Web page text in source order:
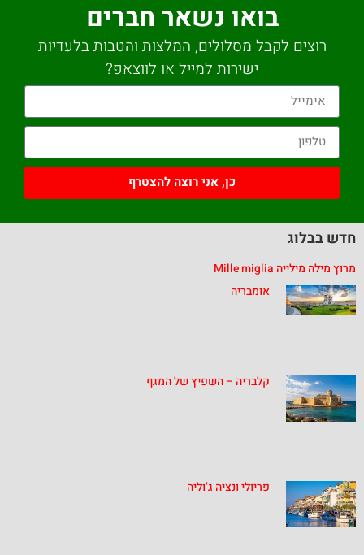
בואו נשאר חברים
רוצים לקבל מסלולים, המלצות והטבות בלעדיות
ישירות למייל או לווצאפ?
כן, אני רוצה להצטרף
חדש בבלוג
מרוץ מילה מילייה Mille miglia
אומבריה
קלבריה – השפיץ של המגף
פריולי ונציה ג’וליה